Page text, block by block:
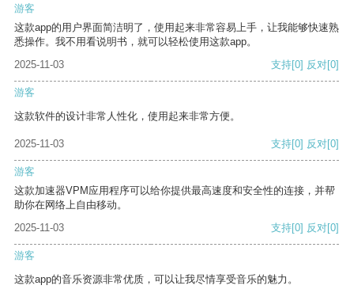
游客
这款app的用户界面简洁明了，使用起来非常容易上手，让我能够快速熟
悉操作。我不用看说明书，就可以轻松使用这款app。
2025-11-03
支持[0] 反对[0]
游客
这款软件的设计非常人性化，使用起来非常方便。
2025-11-03 支持[0] 反对[0]
游客
这款加速器VPM应用程序可以给你提供最高速度和安全性的连接，并帮
助你在网络上自由移动。
2025-11-03
支持[0] 反对[0]
游客
这款app的音乐资源非常优质，可以让我尽情享受音乐的魅力。